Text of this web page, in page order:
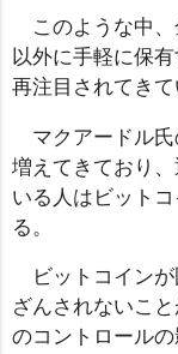
このような中
以外に手軽に保
再注目されてきて
マクアードル
増えてきており
いる人はビット
る。
ビットコイン
ざんされないこ
のコントロール